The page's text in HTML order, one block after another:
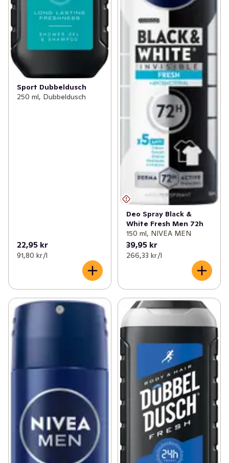
Sport Dubbeldusch
250 ml, Dubbeldusch
22,95 kr
91,80 kr /l
Deo Spray Black &
White Fresh Men 72h
150 ml, NIVEA MEN
39,95 kr
266,33 kr /l